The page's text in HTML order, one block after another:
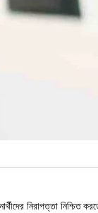
নিরাপত্তা